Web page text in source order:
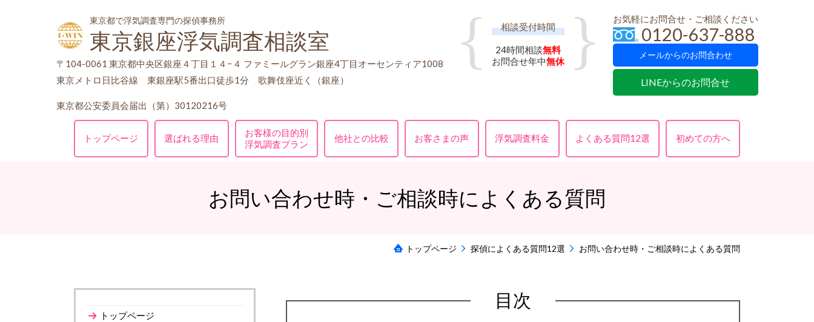
東京都で浮気調査専門の探偵事務所
東京銀座浮気調査相談室
〒104-0061 東京都中央区銀座４丁目１４−４ ファミールグラン銀座4丁目オーセンティア1008
東京メトロ日比谷線 東銀座駅5番出口徒歩1分 歌舞伎座近く（銀座）
東京都公安委員会届出（第）30120216号
相談受付時間
24時間相談無料
お問合せ年中無休
お気軽にお問合せ・ご相談ください
0120-637-888
メールからのお問合わせ
LINEからのお問合せ
トップページ 選ばれる理由
お客様の目的別
浮気調査プラン
他社との比較 お客さまの声 浮気調査料金 よくある質問12選 初めての方へ
お問い合わせ時・ご相談時によくある質問
トップページ 探偵によくある質問12選 お問い合わせ時・ご相談時によくある質問
目次
トップページ